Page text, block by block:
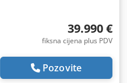
39.990 €
fiksna cijena plus PDV
Pozovite